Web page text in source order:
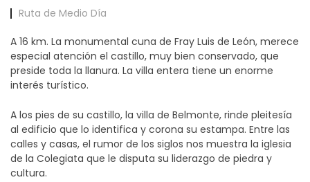
Ruta de Medio Día
A 16 km. La monumental cuna de Fray Luis de León, merece
especial atención el castillo, muy bien conservado, que
preside toda la llanura. La villa entera tiene un enorme
interés turístico.
A los pies de su castillo, la villa de Belmonte, rinde pleitesía
al edificio que lo identifica y corona su estampa. Entre las
calles y casas, el rumor de los siglos nos muestra la iglesia
de la Colegiata que le disputa su liderazgo de piedra y
cultura.